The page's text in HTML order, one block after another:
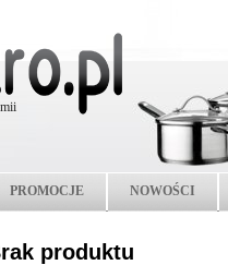
PROMOCJE NOWOŚCI
produktu